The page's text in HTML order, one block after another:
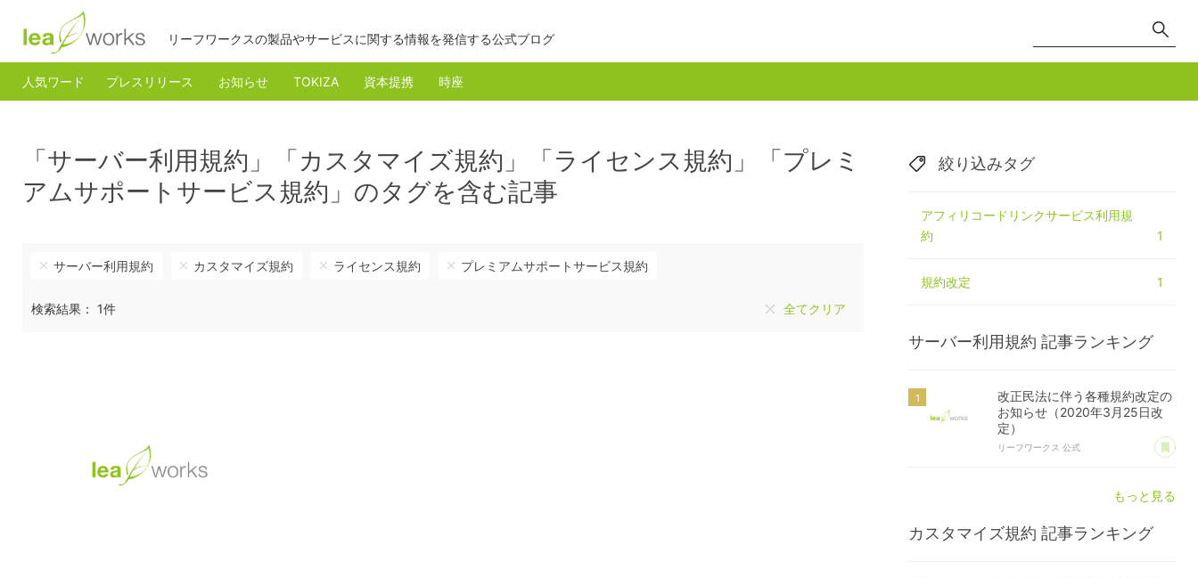
リーフワークスの製品やサービスに関する情報を発信する公式ブログ
人気ワード プレスリリース お知らせ TOKIZA 資本提携 時座
「サーバー利用規約」「カスタマイズ規約」「ライセンス規約」「プレミ
アムサポートサービス規約」のタグを含む記事
サーバー利用規約 カスタマイズ規約 ライセンス規約 プレミアムサポートサービス規約
検索結果： 1件 全てクリア
絞り込みタグ
アフィリコードリンクサービス利用規
約
1
規約改定 1
サーバー利用規約 記事ランキング
改正民法に伴う各種規約改定の
お知らせ（2020年3月25日改
定）
リーフワークス 公式 あ
もっと見る
カスタマイズ規約 記事ランキング